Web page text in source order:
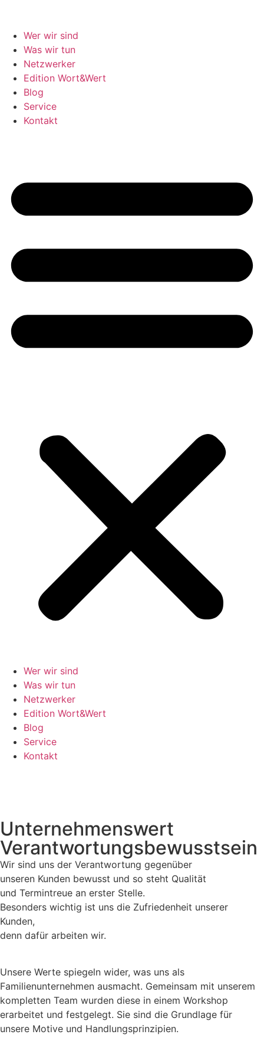
Wer wir sind
Was wir tun
Netzwerker
Edition Wort&Wert
Blog
Service
Kontakt
Wer wir sind
Was wir tun
Netzwerker
Edition Wort&Wert
Blog
Service
Kontakt
Unternehmenswert
Verantwortungsbewusstsein
Wir sind uns der Verantwortung gegenüber
unseren Kunden bewusst und so steht Qualität
und Termintreue an erster Stelle.
Besonders wichtig ist uns die Zufriedenheit unserer
Kunden,
denn dafür arbeiten wir.
Unsere Werte spiegeln wider, was uns als
Familienunternehmen ausmacht. Gemeinsam mit unserem
kompletten Team wurden diese in einem Workshop
erarbeitet und festgelegt. Sie sind die Grundlage für
unsere Motive und Handlungsprinzipien.